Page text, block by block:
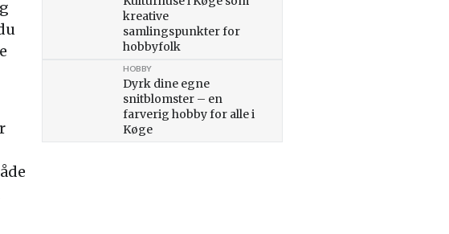
kreative
samlingspunkter for
hobbyfolk
Dyrk dine egne
snitblomster – en
farverig hobby for alle i
Køge
HOBBY